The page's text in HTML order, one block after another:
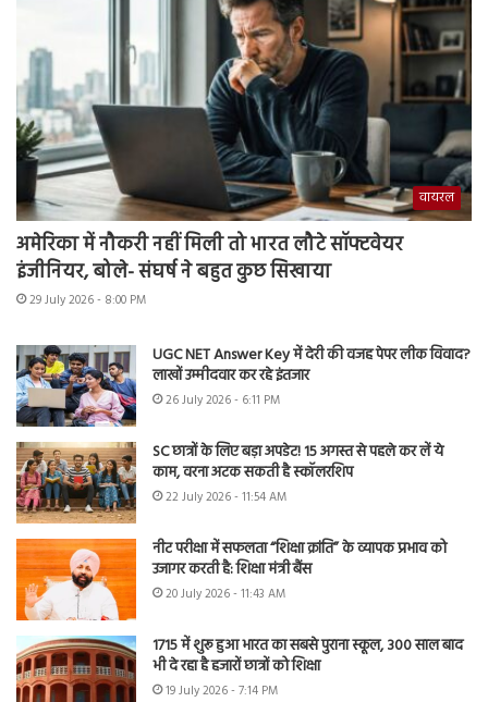
वायरल
अमेरिका में नौकरी नहीं मिली तो भारत लौटे सॉफ्टवेयर
इंजीनियर, बोले- संघर्ष ने बहुत कुछ सिखाया
29 July 2026 - 8:00 PM
UGC NET Answer Key में देरी की वजह पेपर लीक विवाद?
लाखों उम्मीदवार कर रहे इंतजार
26 July 2026 - 6:11 PM
SC छात्रों के लिए बड़ा अपडेट! 15 अगस्त से पहले कर लें ये
काम, वरना अटक सकती है स्कॉलरशिप
22 July 2026 - 11:54 AM
नीट परीक्षा में सफलता “शिक्षा क्रांति” के व्यापक प्रभाव को
उजागर करती है: शिक्षा मंत्री बैंस
20 July 2026 - 11:43 AM
1715 में शुरू हुआ भारत का सबसे पुराना स्कूल, 300 साल बाद
भी दे रहा है हजारों छात्रों को शिक्षा
19 July 2026 - 7:14 PM